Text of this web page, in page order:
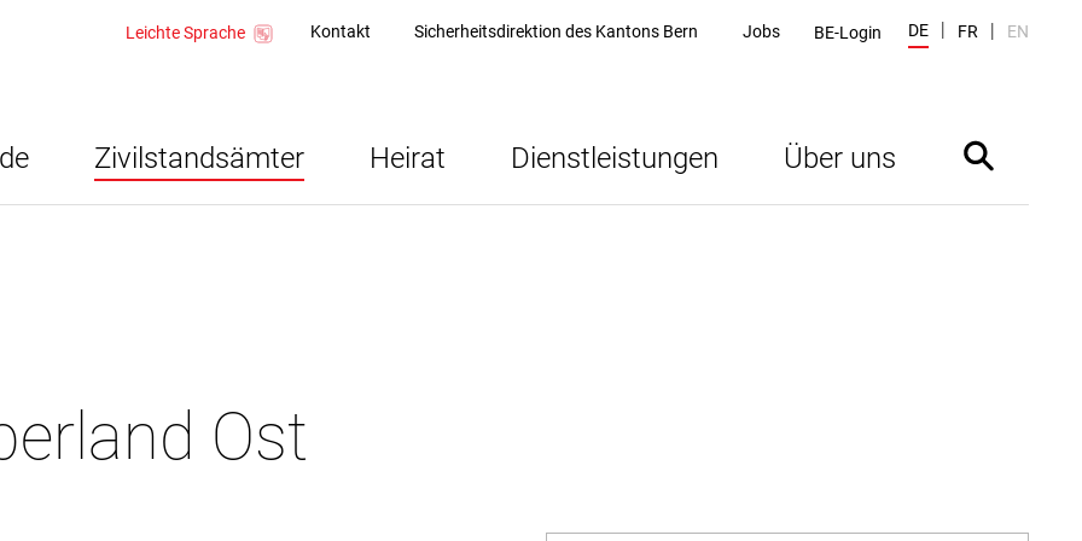
Leichte Sprache Kontakt Sicherheitsdirektion des Kantons Bern Jobs BE-Login DE FR EN
Zivilstandsämter Heirat Dienstleistungen Über uns Suche ein-
Ost